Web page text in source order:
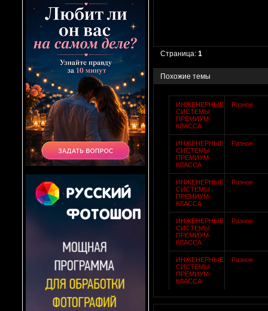
Страница:1
Похожие темы
ИНЖЕНЕРНЫЕ
СИСТЕМЫ
ПРЕМИУМ-
КЛАССА
Разное
ИНЖЕНЕРНЫЕ
СИСТЕМЫ
ПРЕМИУМ-
КЛАССА
Разное
ИНЖЕНЕРНЫЕ
СИСТЕМЫ
ПРЕМИУМ-
КЛАССА
Разное
ИНЖЕНЕРНЫЕ
СИСТЕМЫ
ПРЕМИУМ-
КЛАССА
Разное
ИНЖЕНЕРНЫЕ
СИСТЕМЫ
ПРЕМИУМ-
КЛАССА
Разное